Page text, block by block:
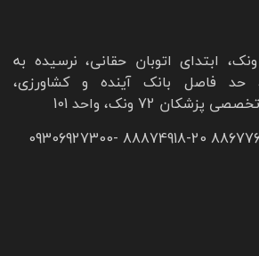
ابتدای اتوبان حقانی، نرسیده به
حد فاصل بانک آینده و کشاورزی،
72 ونک، واحد 101
88677792 - 88677611 88874918-20 09306927300-